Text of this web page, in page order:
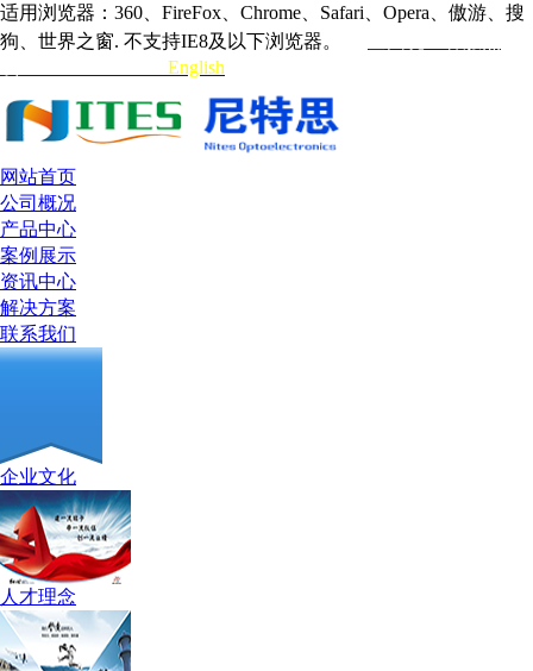
适用浏览器：360、FireFox、Chrome、Safari、Opera、傲游、搜
狗、世界之窗. 不支持IE8及以下浏览器。
English
网站首页
公司概况
产品中心
案例展示
资讯中心
解决方案
联系我们
企业文化
人才理念